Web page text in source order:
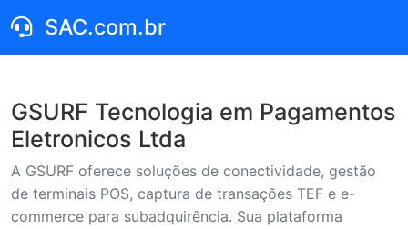
SAC.com.br
GSURF Tecnologia em Pagamentos
Eletronicos Ltda
A GSURF oferece soluções de conectividade, gestão
de terminais POS, captura de transações TEF e e-
commerce para subadquirência. Sua plataforma